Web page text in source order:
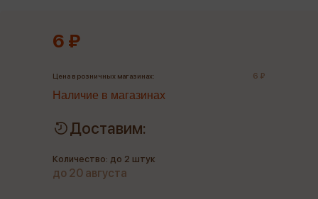
6 ₽
Цена в розничных магазинах: 6 ₽
Наличие в магазинах
Доставим:
Количество: до 2 штук
до 20 августа